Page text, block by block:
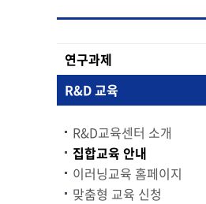
연구과제
R&D 교육
R&D교육센터 소개
집합교육 안내
이러닝교육 홈페이지
맞춤형 교육 신청